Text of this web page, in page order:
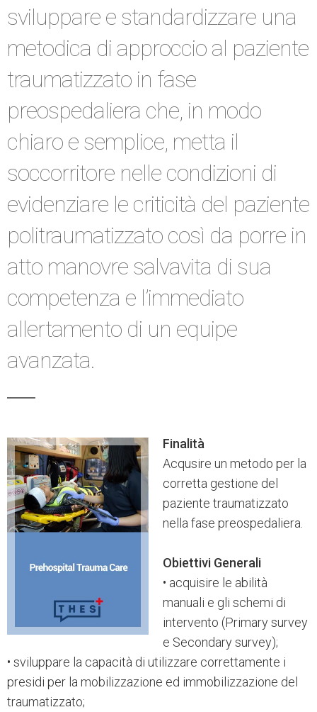
sviluppare e standardizzare una
metodica di approccio al paziente
traumatizzato in fase
preospedaliera che, in modo
chiaro e semplice, metta il
soccorritore nelle condizioni di
evidenziare le criticità del paziente
politraumatizzato così da porre in
atto manovre salvavita di sua
competenza e l’immediato
allertamento di un equipe
avanzata.
Finalità
Acqusire un metodo per la
corretta gestione del
paziente traumatizzato
nella fase preospedaliera.
Obiettivi Generali
• acquisire le abilità
manuali e gli schemi di
intervento (Primary survey
e Secondary survey);
• sviluppare la capacità di utilizzare correttamente i
presidi per la mobilizzazione ed immobilizzazione del
traumatizzato;